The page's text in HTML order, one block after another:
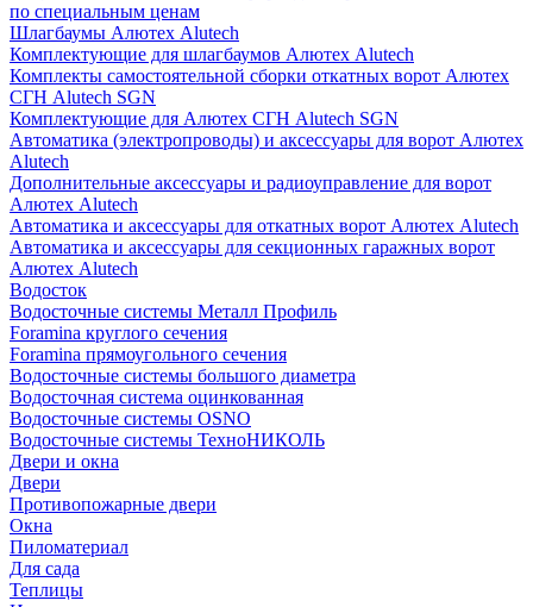
по специальным ценам
Шлагбаумы Алютех Alutech
Комплектующие для шлагбаумов Алютех Alutech
Комплекты самостоятельной сборки откатных ворот Алютех
СГН Alutech SGN
Комплектующие для Алютех СГН Alutech SGN
Автоматика (электропроводы) и аксессуары для ворот Алютех
Alutech
Дополнительные аксессуары и радиоуправление для ворот
Алютех Alutech
Автоматика и аксессуары для откатных ворот Алютех Alutech
Автоматика и аксессуары для секционных гаражных ворот
Алютех Alutech
Водосток
Водосточные системы Металл Профиль
Foramina круглого сечения
Foramina прямоугольного сечения
Водосточные системы большого диаметра
Водосточная система оцинкованная
Водосточные системы OSNO
Водосточные системы ТехноНИКОЛЬ
Двери и окна
Двери
Противопожарные двери
Окна
Пиломатериал
Для сада
Теплицы